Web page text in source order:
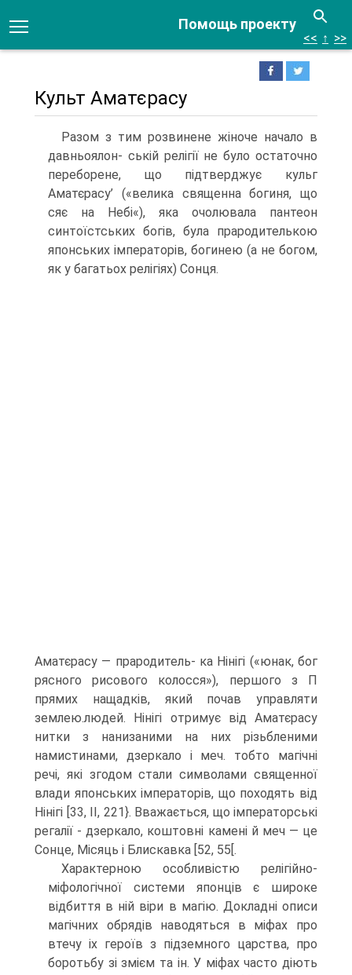
Помощь проекту
<< ↑ >>
Культ Аматєрасу
Разом з тим розвинене жіноче начало в
давньоялон- ській релігії не було остаточно
переборене, що підтверд­жує кульг
Аматєрасу’ («велика священна богиня, що
сяє на Небі«), яка очолю­вала пантеон
синтоїстських богів, була прародителькою
японських імператорів, богинею (а не богом,
як у багатьох релігіях) Сонця.
Аматєрасу — прародитель- ка Нінігі («юнак, бог
рясного рисового колосся»), першого з П
прямих нащадків, який почав управляти
землею.людей. Нінігі отримує від Аматєрасу
нитки з на­низаними на них різьбленими
намистинами, дзеркало і меч. тобто магічні
речі, які згодом стали символами священної
влади японських імператорів, що похо­дять від
Нінігі [33, II, 221}. Вважається, що імператорські
регалії - дзеркало, коштовні камені й меч — це
Сонце, Місяць і Блискавка [52, 55[.
Характерною особливістю релігійно-
міфологічної системи японців є ши­роке
відбиття в ній віри в магію. Докладні описи
магічних обрядів наводяться в міфах про
втечу іх героїв з підземного царства, про
боротьбу зі змієм та ін. У міфах часто діють